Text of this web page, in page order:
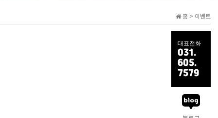
홈 > 이벤트
대표전화
031.
605.
7579